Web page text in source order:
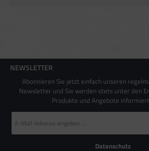
NEWSLETTER
Abonnieren Sie jetzt einfach unseren
Newsletter und Sie werden stets unter den
Produkte und Angebote
Mail-
*
Datenschutz